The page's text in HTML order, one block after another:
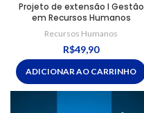
Projeto de extensão I Gestão
em Recursos Humanos
Recursos Humanos
R$49,90
ADICIONAR AO CARRINHO